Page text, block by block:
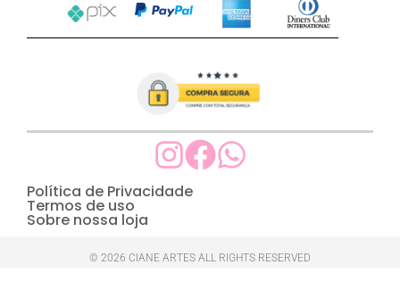
Política de Privacidade
Termos de uso
Sobre nossa loja
© 2026 CIANE ARTES ALL RIGHTS RESERVED